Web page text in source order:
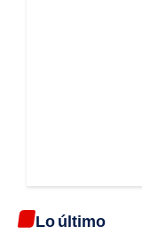
Lo último